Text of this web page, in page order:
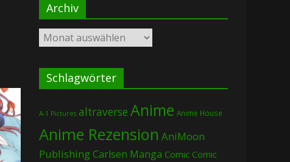
Archiv
Archiv
Schlagwörter
A-1 Pictures altraverse Anime Anime House
Anime Rezension AniMoon
PublishingCarlsen Manga Comic Comic